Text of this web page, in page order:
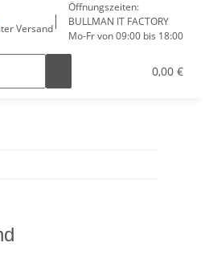
Versand
Öffnungszeiten:
BULLMAN IT FACTORY
Mo-Fr von 09:00 bis 18:00
0,00 €